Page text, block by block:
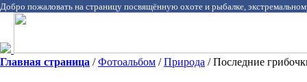
Добро пожаловать на страницу посвящённую охоте и рыбалке,
Главная страница /Фотоальбом /Природа / Последние